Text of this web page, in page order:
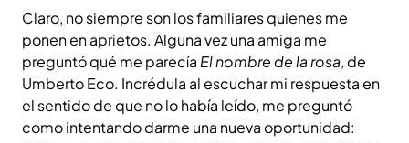
Claro, no siempre son los familiares quienes me
ponen en aprietos. Alguna vez una amiga me
preguntó qué me parecíaEl nombre de la rosa, de
Umberto Eco. Incrédula al escuchar mi respuesta en
el sentido de que no lo había leído, me preguntó
como intentando darme una nueva oportunidad: